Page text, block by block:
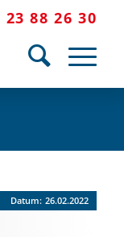
23 88 26 30
Datum: 26.02.2022